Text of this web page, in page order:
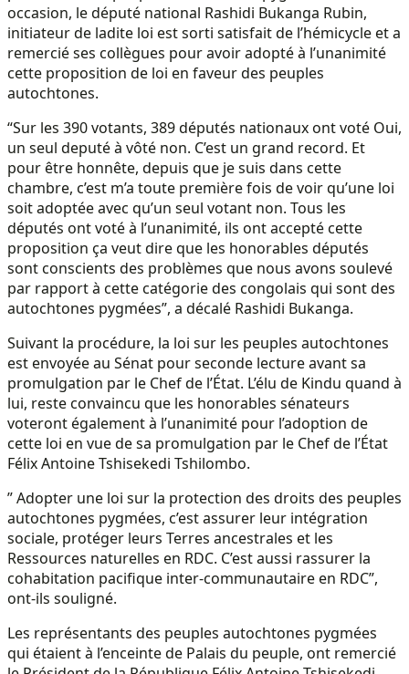
occasion, le député national Rashidi Bukanga Rubin,
initiateur de ladite loi est sorti satisfait de l’hémicycle et a
remercié ses collègues pour avoir adopté à l’unanimité
cette proposition de loi en faveur des peuples
autochtones.
“Sur les 390 votants, 389 députés nationaux ont voté Oui,
un seul deputé à vôté non. C’est un grand record. Et
pour être honnête, depuis que je suis dans cette
chambre, c’est m’a toute première fois de voir qu’une loi
soit adoptée avec qu’un seul votant non. Tous les
députés ont voté à l’unanimité, ils ont accepté cette
proposition ça veut dire que les honorables députés
sont conscients des problèmes que nous avons soulevé
par rapport à cette catégorie des congolais qui sont des
autochtones pygmées”, a décalé Rashidi Bukanga.
Suivant la procédure, la loi sur les peuples autochtones
est envoyée au Sénat pour seconde lecture avant sa
promulgation par le Chef de l’État. L’élu de Kindu quand à
lui, reste convaincu que les honorables sénateurs
voteront également à l’unanimité pour l’adoption de
cette loi en vue de sa promulgation par le Chef de l’État
Félix Antoine Tshisekedi Tshilombo.
” Adopter une loi sur la protection des droits des peuples
autochtones pygmées, c’est assurer leur intégration
sociale, protéger leurs Terres ancestrales et les
Ressources naturelles en RDC. C’est aussi rassurer la
cohabitation pacifique inter-communautaire en RDC”,
ont-ils souligné.
Les représentants des peuples autochtones pygmées
qui étaient à l’enceinte de Palais du peuple, ont remercié